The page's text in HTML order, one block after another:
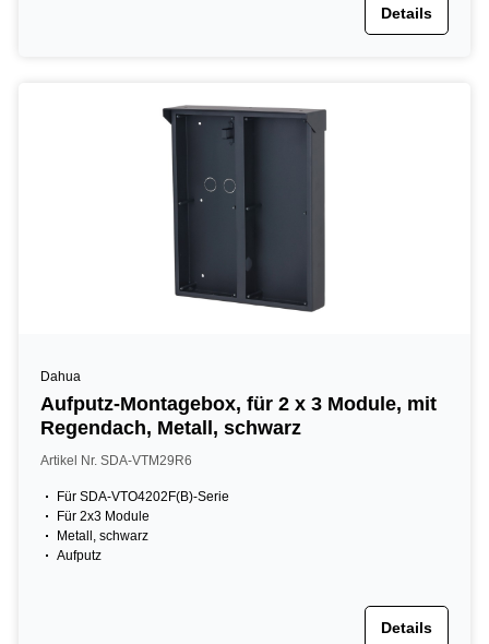
Details
Dahua
Aufputz-Montagebox, für 2 x 3 Module, mit
Regendach, Metall, schwarz
Artikel Nr. SDA-VTM29R6
Für SDA-VTO4202F(B)-Serie
Für 2x3 Module
Metall, schwarz
Aufputz
Details